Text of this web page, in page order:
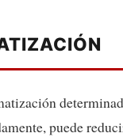
puede